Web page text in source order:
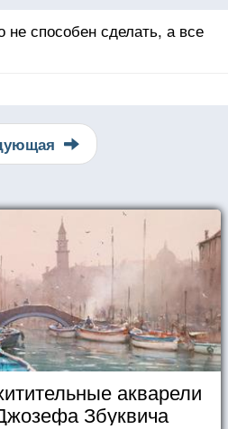
способен сделать, а все
акварели
Збуквича